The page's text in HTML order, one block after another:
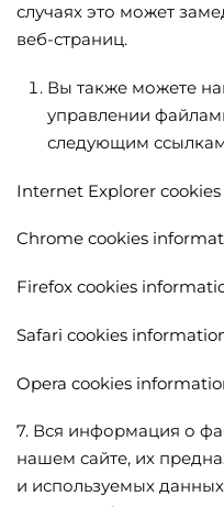
случаях это может
веб-страниц.
Вы также можете
управлении
следующим
Internet Explorer
Chrome cookies
Firefox cookies
Safari cookies
Opera cookies
7. Вся информация о
нашем сайте, их
и используемых